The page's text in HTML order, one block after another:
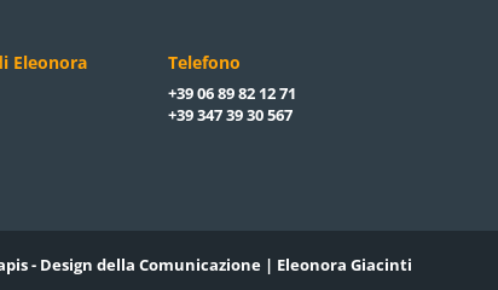
Eleonora Telefono
+39 06 89 82 12 71
+39 347 39 30 567
- Design della Comunicazione | Eleonora Giacinti